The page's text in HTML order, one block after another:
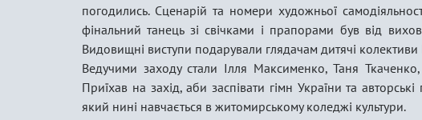
погодились. Сценарій та номери художньої
фінальний танець зі свічками і прапорами був від
Видовищні виступи подарували глядачам дитячі
Ведучими заходу стали Ілля Максименко, Таня
Приїхав на захід, аби заспівати гімн України та
який нині навчається в житомирському коледжі культури.